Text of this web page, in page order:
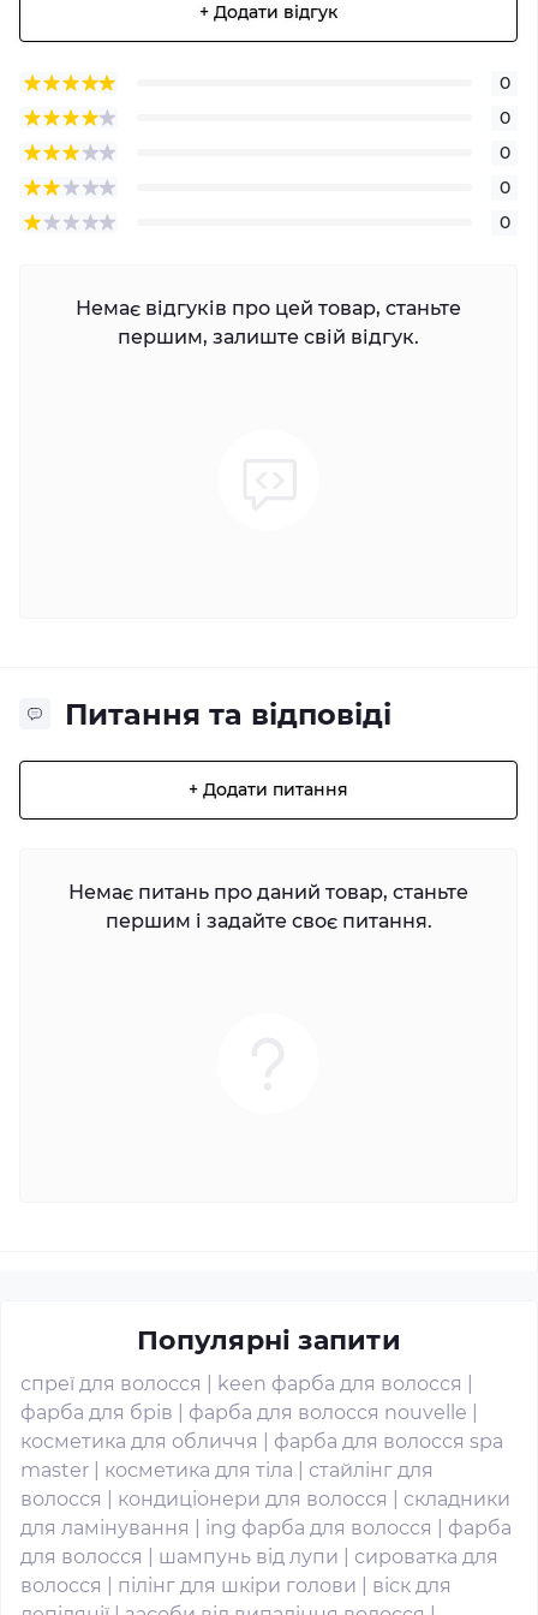
+ Додати відгук
0
0
0
0
0
Немає відгуків про цей товар, станьте
першим, залиште свій відгук.
Питання та відповіді
+ Додати питання
Немає питань про даний товар, станьте
першим і задайте своє питання.
Популярні запити
спреї для волосся keen фарба для волосся
фарба для брів
фарба для волосся nouvelle
косметика для обличчя
фарба для волосся spa
master
косметика для тіла
стайлінг для
волосся
кондиціонери для волосся
складники
для ламінування
ing фарба для волосся
фарба
для волосся
шампунь від лупи
сироватка для
волосся
пілінг для шкіри голови
віск для